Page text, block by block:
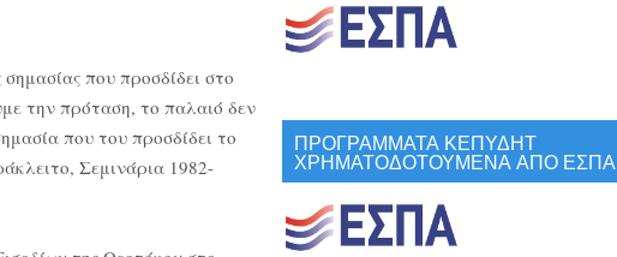
που προσδίδει στο
την πρόταση, το παλαιό δεν
που του προσδίδει το
Σεμινάρια 1982-
ΠΡΟΓΡΑΜΜΑΤΑ ΚΕΠΥΔΗΤ
ΧΡΗΜΑΤΟΔΟΤΟΥΜΕΝΑ ΑΠΟ ΕΣΠΑ